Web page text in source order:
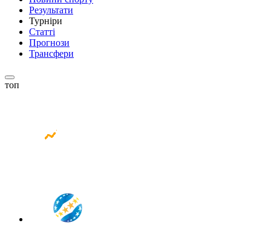
Результати
Турніри
Статті
Прогнози
Трансфери
топ